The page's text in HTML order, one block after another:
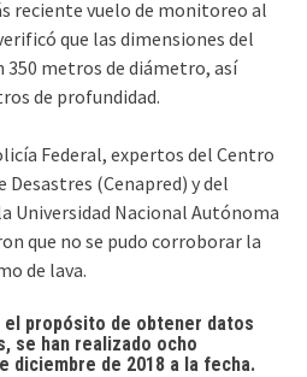
reciente vuelo de monitoreo al
que las dimensiones del
metros de diámetro, así
de profundidad.
Federal, expertos del Centro
Desastres (Cenapred) y del
Universidad Nacional Autónoma
que no se pudo corroborar la
de lava.
el propósito de obtener datos
se han realizado ocho
diciembre de 2018 a la fecha.